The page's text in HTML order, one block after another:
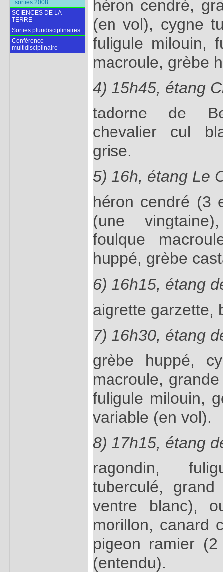
héron cendré,
(en vol), cygne
fuligule milouin,
macroule, grèbe
4) 15h45, étang
tadorne de
chevalier cul
grise.
5) 16h, étang Le
héron cendré (3
(une
foulque
huppé, grèbe
6) 16h15, étang
aigrette garzette,
7) 16h30, étang
grèbe huppé,
macroule,
fuligule milouin,
variable (en vol).
8) 17h15, étang
ragondin,
tuberculé,
ventre blanc),
morillon, canard
pigeon ramier
(entendu).
sorties 2008
SCIENCES DE LA
TERRE
Sorties pluridisciplinaires
Conférence
multidisciplinaire